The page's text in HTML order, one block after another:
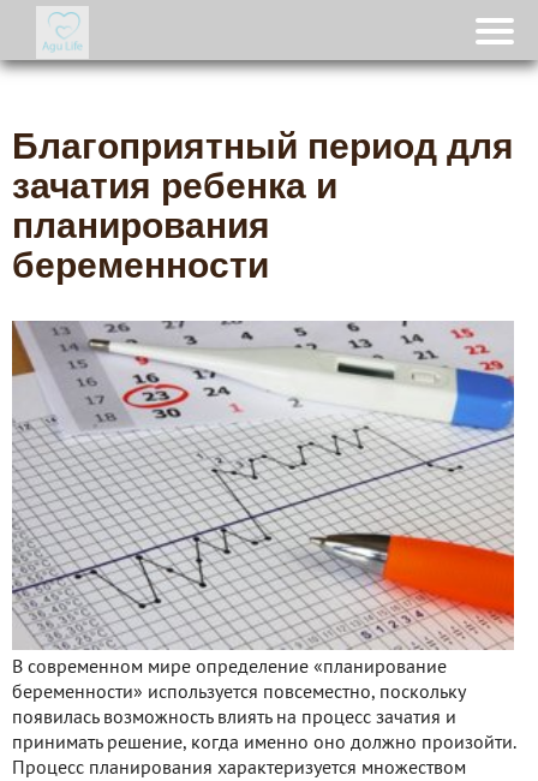
Благоприятный период для
зачатия ребенка и
планирования
беременности
В современном мире определение «планирование
беременности» используется повсеместно, поскольку
появилась возможность влиять на процесс зачатия и
принимать решение, когда именно оно должно произойти.
Процесс планирования характеризуется множеством